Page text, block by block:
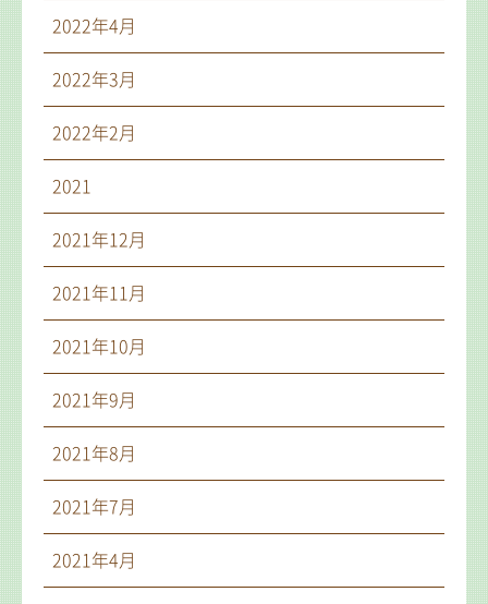
2022年4月
2022年3月
2022年2月
2021
2021年12月
2021年11月
2021年10月
2021年9月
2021年8月
2021年7月
2021年4月